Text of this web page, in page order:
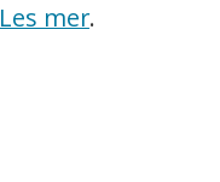
Les mer.